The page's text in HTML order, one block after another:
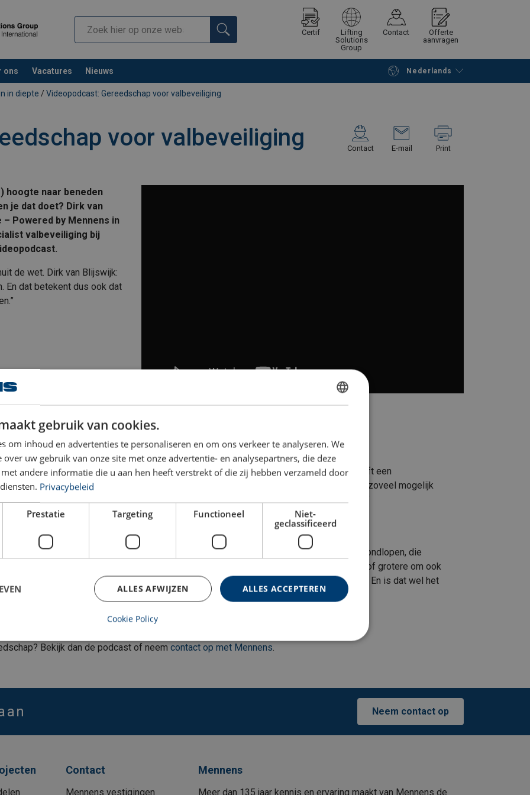
Certif
Lifting
Solutions
Group
Contact
Offerte
aanvragen
ons Vacatures Nieuws Nederlands
Verder winkelen Vraag offerte aan
in diepte / Videopodcast: Gereedschap voor valbeveiliging
voor valbeveiliging Contact E-mail Print
hoogte naar beneden
je dat doet? Dirk van
Powered by Mennens in
valbeveiliging bij
de wet. Dirk van Blijswijk:
En dat betekent dus ook dat
in een tas. Zakaria Abbou licht toe: “Elk stuk gereedschap uit deze tas heeft een
of aan je pols.” Zo’n gereedschapstas weegt het nodige. Dirk vertelt: “Mijn tip: voer zoveel mogelijk
op de vloer van de hoogwerker. Zo voorkom je dat je ‘te zwaar beladen’ omhoog gaat.”
zijn een logische keuze, zeker ook in de bouw. Omdat hier vaak veel mensen rondlopen, die
Deze netten zijn er in verschillende groottes: kleinere specifiek voor gereedschap of grotere om ook
werkzaamheden op hoogte zoveel mogelijk te voorkomen dat mensen ónder je werken. En is dat wel het
samen veilig.”
Bekijk dan de podcast of neem contact op met Mennens
Neem contact op
Contact
Mennens vestigingen
Mennens
Meer dan 135 jaar kennis en ervaring maakt van Mennens de
DUTCH
gebruik van cookies.
om inhoud en advertenties te personaliseren en om ons verkeer te analyseren. We
uw gebruik van onze site met onze advertentie- en analysepartners, die deze
andere informatie die u aan hen heeft verstrekt of die zij hebben verzameld door
Privacybeleid
Prestatie Targeting Functioneel
Niet-
geclassificeerd
ALLES ACCEPTEREN
ALLES AFWIJZEN
Cookie Policy